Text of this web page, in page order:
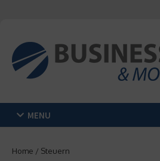
MENU
Home / Steuern